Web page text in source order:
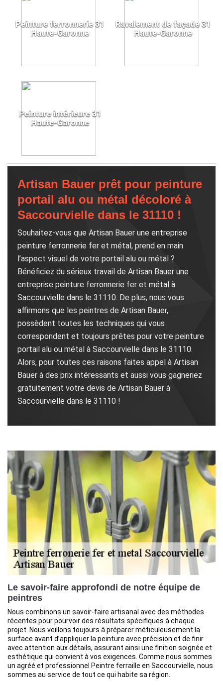
Peinture ferronnerie 31
Haute-Garonne
Ravalement de façade 31
Haute-Garonne
Peinture intérieure 31
Haute-Garonne
Artisan Bauer prêt pour peinture
portail alu ou métal décoloré à
Saccourvielle dans le 31110 !
Souhaitez-vous que Artisan Bauer une entreprise
peinture ferronnerie fer et métal, prend en main
l’aspect visuel de votre portail alu ou métal ?
Bénéficiez du sérieux travail de Artisan Bauer une
entreprise peinture ferronnerie fer et métal à
Saccourvielle dans le 31110. De plus, nous vous
affirmons que les peintres de Artisan Bauer,
possèdent toutes les techniques qui vous
correspondent et toujours prêtes pour votre peinture
portail alu ou métal à Saccourvielle dans le 31110.
Alors, pour toutes ces raisons faites appel à Artisan
Bauer à des prix intéressants et aussi vous gagneriez
gratuitement votre devis de Artisan Bauer à
Saccourvielle dans le 31110 !
Le savoir-faire approfondi de notre équipe de
peintres
Nous combinons un savoir-faire artisanal avec des méthodes
récentes pour pourvoir des résultats spécifiques à chaque
projet. Nous veillons toujours à préparer méticuleusement la
surface avant d’appliquer la peinture avec précision et de finir
avec attention aux détails, assurant ainsi une finition soignée et
esthétique qui convient à vos exigences. Comme nous sommes
un agréé et professionnel Peintre ferraille en Saccourvielle, nous
sommes au service de tout ce qui habite sa région.